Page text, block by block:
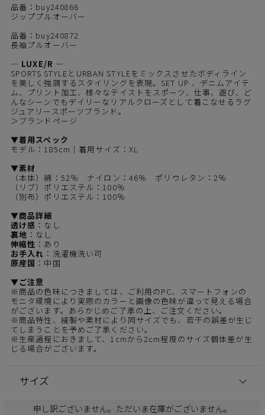
品番：buy240866
ジッププルオーバー
品番：buy240872
長袖プルオーバー
― LUXE/R ―
SPORTS STYLEとURBAN STYLEをミックスさせたボディライン
を美しく強調するスタイリングを表現。SET UP 、デニムアイテ
ム、プリント加工、様々なテイストをスポーツ、仕事、遊び、ど
んなシーンでもデイリーなリアルクローズとして着こなせるラグ
ジュアリースポーツブランド。
＞ブランドページ
▼着用スペック
モデル：185cm｜着用サイズ：XL
▼素材
（本体）綿：52％ ナイロン：46％ ポリウレタン：2％
（リブ）ポリエステル：100％
（別布）ポリエステル：100％
▼商品詳細
透け感 ：なし
裏地 ：なし
伸縮性 ：あり
お手入れ ：洗濯機洗い可
原産国 ：中国
▼ご注意
※商品の色味につきましては、ご利用のPC、スマートフォンの
モニタ環境により実際のカラーと画像の色味が違って見える場合
がございます。あらかじめご了承の上、ご注文ください。
※商品特性、縫製や素材により同サイズでも、若干の誤差が生じ
てしまうことを予めご了承ください。
※生産過程におきまして、1cmから2cm程度のサイズ個体差が生
じる場合がございます。
サイズ
申し訳ございません。ただいま在庫がございません。